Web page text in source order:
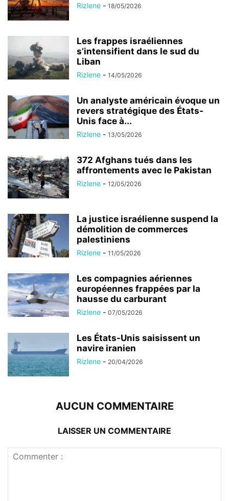
Rizlene - 18/05/2026
Les frappes israéliennes
s’intensifient dans le sud du
Liban
Rizlene - 14/05/2026
Un analyste américain évoque un
revers stratégique des États-
Unis face à...
Rizlene - 13/05/2026
372 Afghans tués dans les
affrontements avec le Pakistan
Rizlene - 12/05/2026
La justice israélienne suspend la
démolition de commerces
palestiniens
Rizlene - 11/05/2026
Les compagnies aériennes
européennes frappées par la
hausse du carburant
Rizlene - 07/05/2026
Les États-Unis saisissent un
navire iranien
Rizlene - 20/04/2026
AUCUN COMMENTAIRE
LAISSER UN COMMENTAIRE